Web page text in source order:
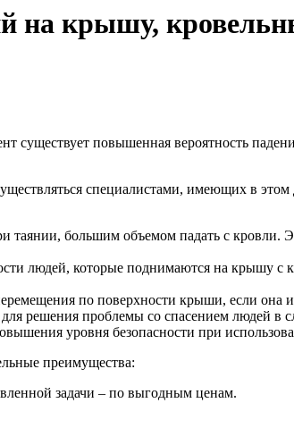
на крышу,
существует повышенная вероятность
специалистами, имеющих в
большим объемом падать с кровли.
людей, которые поднимаются на крышу с
по поверхности крыши, если она
решения проблемы со спасением людей в
уровня безопасности при
преимущества:
задачи – по выгодным ценам.